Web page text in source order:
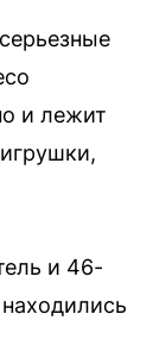
и лежит
и 46-